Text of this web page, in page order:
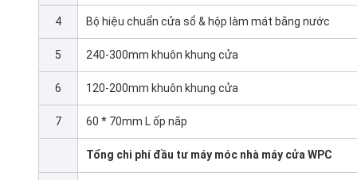
4 Bộ hiệu chuẩn cửa sổ & hộp làm mát bằng nước
5 240-300mm khuôn khung cửa
6 120-200mm khuôn khung cửa
7 60 * 70mm L ốp nắp
Tổng chi phí đầu tư máy móc nhà máy cửa WPC